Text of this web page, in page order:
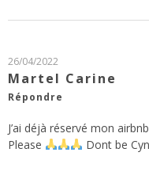
26/04/2022
Martel Carine
Répondre
J’ai déjà réservé mon airbnb
Please
Dont be